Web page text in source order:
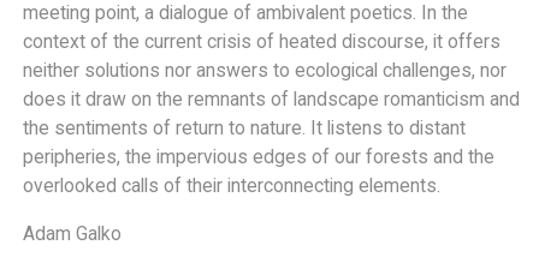
meeting point, a dialogue of ambivalent poetics. In the
context of the current crisis of heated discourse, it offers
neither solutions nor answers to ecological challenges, nor
does it draw on the remnants of landscape romanticism and
the sentiments of return to nature. It listens to distant
peripheries, the impervious edges of our forests and the
overlooked calls of their interconnecting elements.
Adam Galko